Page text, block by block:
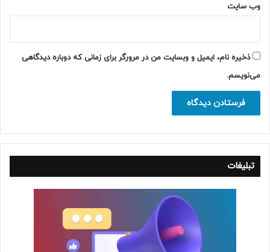
وب‌ سایت
ذخیره نام، ایمیل و وبسایت من در مرورگر برای زمانی که دوباره دیدگاهی
می‌نویسم.
تبلیغات